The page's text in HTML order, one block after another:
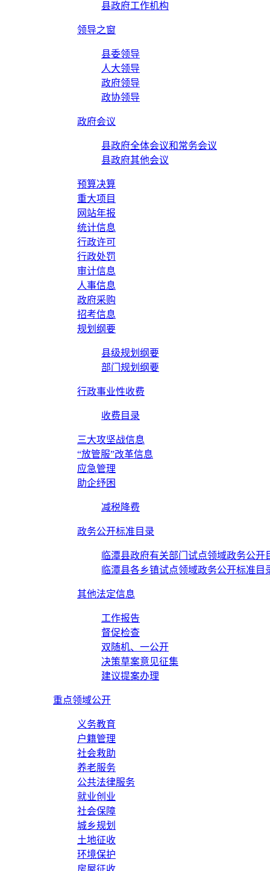
县政府工作机构
领导之窗
县委领导
人大领导
政府领导
政协领导
政府会议
县政府全体会议和常务会议
县政府其他会议
预算决算
重大项目
网站年报
统计信息
行政许可
行政处罚
审计信息
人事信息
政府采购
招考信息
规划纲要
县级规划纲要
部门规划纲要
行政事业性收费
收费目录
三大攻坚战信息
“放管服”改革信息
应急管理
助企纾困
减税降费
政务公开标准目录
临潭县政府有关部门试点领域政务公开
临潭县各乡镇试点领域政务公开标准目
其他法定信息
工作报告
督促检查
双随机、一公开
决策草案意见征集
建议提案办理
重点领域公开
义务教育
户籍管理
社会救助
养老服务
公共法律服务
就业创业
社会保障
城乡规划
土地征收
环境保护
房屋征收